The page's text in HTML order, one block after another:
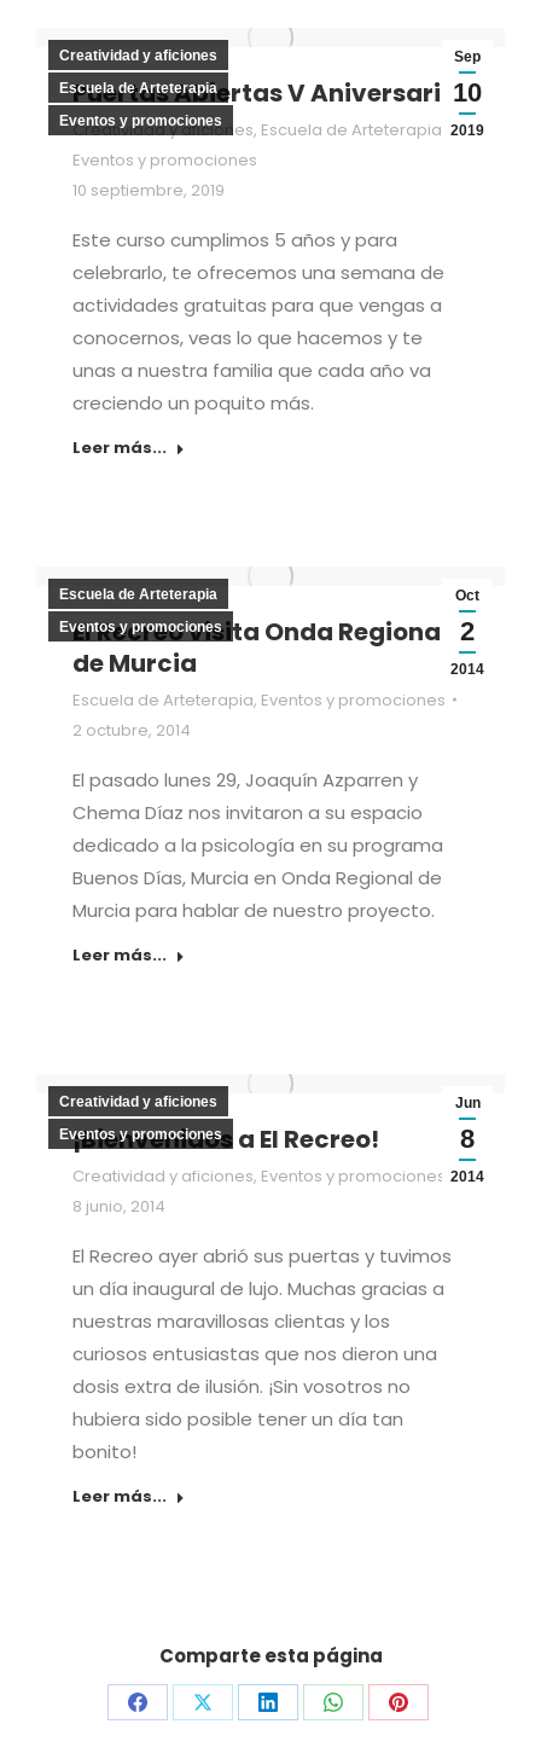
Sep
10
2019
Creatividad y aficiones
Escuela de Arteterapia
Eventos y promociones
Puertas Abiertas V Aniversario
Creatividad y aficiones, Escuela de Arteterapia
Eventos y promociones
10 septiembre, 2019
Este curso cumplimos 5 años y para
celebrarlo, te ofrecemos una semana de
actividades gratuitas para que vengas a
conocernos, veas lo que hacemos y te
unas a nuestra familia que cada año va
creciendo un poquito más.
Leer más...
Oct
2
2014
Escuela de Arteterapia
Eventos y promociones
El Recreo visita Onda Regional
de Murcia
Escuela de Arteterapia, Eventos y promociones
2 octubre, 2014
El pasado lunes 29, Joaquín Azparren y
Chema Díaz nos invitaron a su espacio
dedicado a la psicología en su programa
Buenos Días, Murcia en Onda Regional de
Murcia para hablar de nuestro proyecto.
Leer más...
Jun
8
2014
Creatividad y aficiones
Eventos y promociones
¡Bienvenidos a El Recreo!
Creatividad y aficiones, Eventos y promociones
8 junio, 2014
El Recreo ayer abrió sus puertas y tuvimos
un día inaugural de lujo. Muchas gracias a
nuestras maravillosas clientas y los
curiosos entusiastas que nos dieron una
dosis extra de ilusión. ¡Sin vosotros no
hubiera sido posible tener un día tan
bonito!
Leer más...
Comparte esta página
CompartirCompartirCompartirCompartirCompartir